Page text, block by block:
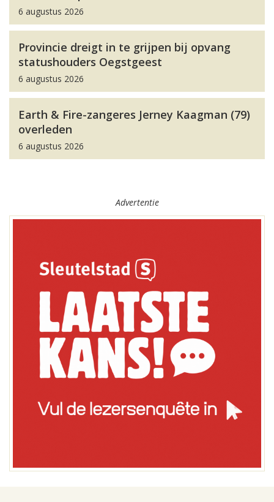
6 augustus 2026
Provincie dreigt in te grijpen bij opvang
statushouders Oegstgeest
6 augustus 2026
Earth & Fire-zangeres Jerney Kaagman (79)
overleden
6 augustus 2026
Advertentie